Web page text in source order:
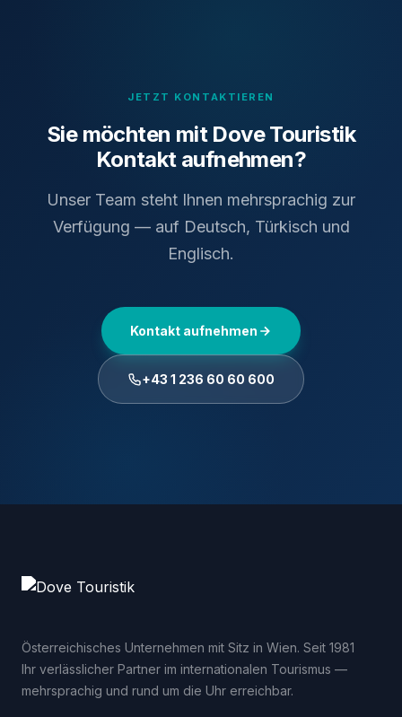
JETZT KONTAKTIEREN
Sie möchten mit Dove Touristik
Kontakt aufnehmen?
Unser Team steht Ihnen mehrsprachig zur
Verfügung — auf Deutsch, Türkisch und
Englisch.
Kontakt aufnehmen
+43 1 236 60 60 600
Österreichisches Unternehmen mit Sitz in Wien. Seit 1981
Ihr verlässlicher Partner im internationalen Tourismus —
mehrsprachig und rund um die Uhr erreichbar.